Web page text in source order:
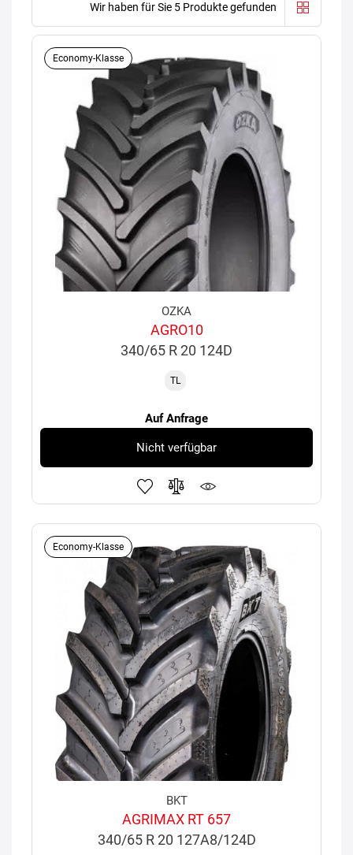
Wir haben für Sie 5 Produkte gefunden
Economy-Klasse
OZKA
AGRO10
340/65 R 20 124D
TL
Auf Anfrage
Nicht verfügbar
Economy-Klasse
BKT
AGRIMAX RT 657
340/65 R 20 127A8/124D